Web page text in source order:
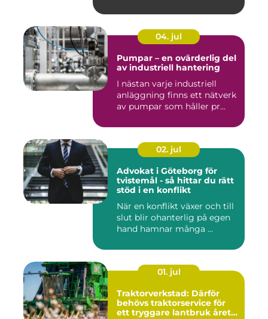
04. jul
Pumpar – en ovärderlig del
av industriell hantering
I nästan varje industriell
anläggning finns ett nätverk
av pumpar som håller pr...
02. jul
Advokat i Göteborg för
tvistemål - så hittar du rätt
stöd i en konflikt
När en konflikt växer och till
slut blir ohanterlig på egen
hand hamnar många ...
01. jul
Traktorverkstad: Därför
behövs traktorservice för
ett tryggare lantbruk året